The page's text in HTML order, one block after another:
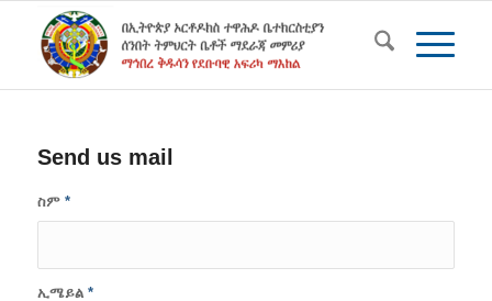
Send us mail
ስም *
ኢሜይል *